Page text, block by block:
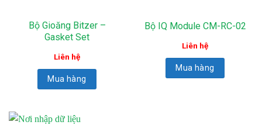
Bộ Gioăng Bitzer –
Gasket Set
Liên hệ
Mua hàng
Bộ IQ Module CM-RC-02
Liên hệ
Mua hàng